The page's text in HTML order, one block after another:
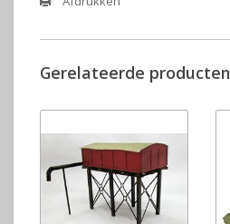
Gerelateerde producten